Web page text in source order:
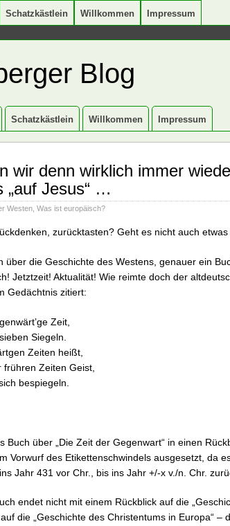
Schatzkästlein Willkommen Impressum
Blog
Schatzkästlein Willkommen Impressum
wir denn wirklich immer
„auf Jesus“ …
Westen Was ist europäisch?
zurücktasten? Geht es nicht auch
über die Geschichte des Westens, genauer ein
Jetztzeit! Aktualität! Wie reimte doch der
Gedächtnis zitiert:
Zeit,
Siegeln.
Zeiten heißt,
Zeiten Geist,
bespiegeln.
Buch über „Die Zeit der Gegenwart“ in einen
Vorwurf des Etikettenschwindels ausgesetzt, da
Jahr 431 vor Chr., bis ins Jahr +/-x v./n. Chr.
endet nicht mit einem Rückblick auf die
die „Geschichte des Christentums in Europa“ –